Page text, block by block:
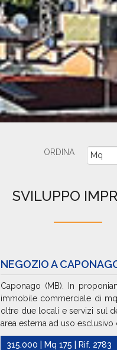
ORDINA
SVILUPPO
NEGOZIO A
Caponago (MB). In
immobile commerciale di
oltre due locali e servizi sul
area esterna ad uso
315.000 | Mq 175 | Rif. 2783